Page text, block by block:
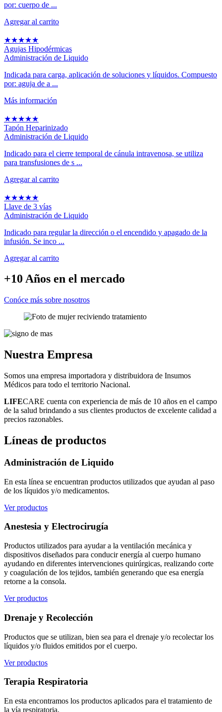
por: cuerpo de ...
Agregar al carrito
★★★★★
Agujas Hipodérmicas
Administración de Liquido
Indicada para carga, aplicación de soluciones y líquidos. Compuesto
por: aguja de a ...
Más información
★★★★★
Tapón Heparinizado
Administración de Liquido
Indicado para el cierre temporal de cánula intravenosa, se utiliza
para transfusiones de s ...
Agregar al carrito
★★★★★
Llave de 3 vías
Administración de Liquido
Indicado para regular la dirección o el encendido y apagado de la
infusión. Se inco ...
Agregar al carrito
+10 Años en el mercado
Conóce más sobre nosotros
Nuestra Empresa
Somos una empresa importadora y distribuidora de Insumos
Médicos para todo el territorio Nacional.
LIFECARE cuenta con experiencia de más de 10 años en el campo
de la salud brindando a sus clientes productos de excelente calidad a
precios razonables.
Líneas de productos
Administración de Liquido
En esta línea se encuentran productos utilizados que ayudan al paso
de los líquidos y/o medicamentos.
Ver productos
Anestesia y Electrocirugía
Productos utilizados para ayudar a la ventilación mecánica y
dispositivos diseñados para conducir energía al cuerpo humano
ayudando en diferentes intervenciones quirúrgicas, realizando corte
y coagulación de los tejidos, también generando que esa energía
retorne a la consola.
Ver productos
Drenaje y Recolección
Productos que se utilizan, bien sea para el drenaje y/o recolectar los
líquidos y/o fluidos emitidos por el cuerpo.
Ver productos
Terapia Respiratoria
En esta encontramos los productos aplicados para el tratamiento de
la vía respiratoria.